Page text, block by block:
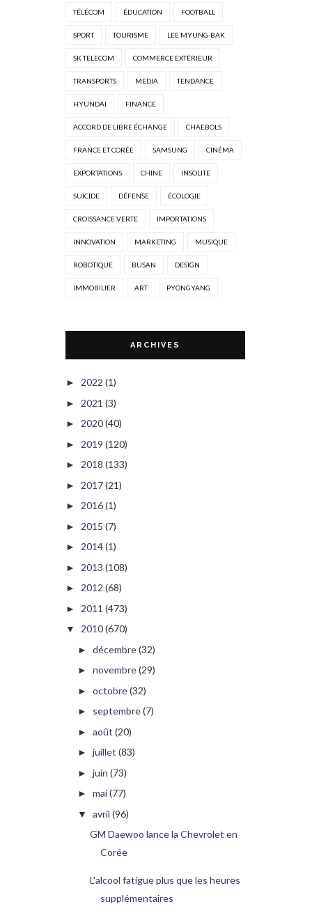
TÉLÉCOM ÉDUCATION FOOTBALL
SPORT TOURISME LEE MYUNG-BAK
SK TELECOM COMMERCE EXTÉRIEUR
TRANSPORTS MEDIA TENDANCE
HYUNDAI FINANCE
ACCORD DE LIBRE ÉCHANGE CHAEBOLS
FRANCE ET CORÉE SAMSUNG CINÉMA
EXPORTATIONS CHINE INSOLITE
SUICIDE DÉFENSE ÉCOLOGIE
CROISSANCE VERTE IMPORTATIONS
INNOVATION MARKETING MUSIQUE
ROBOTIQUE BUSAN DESIGN
IMMOBILIER ART PYONGYANG
ARCHIVES
► 2022 (1)
► 2021 (3)
► 2020(40)
► 2019 (120)
► 2018 (133)
► 2017(21)
► 2016(1)
► 2015 (7)
► 2014(1)
► 2013 (108)
► 2012 (68)
► 2011 (473)
▼ 2010(670)
► décembre(32)
► novembre(29)
► octobre(32)
► septembre(7)
► août (20)
► juillet (83)
► juin (73)
► mai(77)
▼ avril (96)
GM Daewoo lance la Chevrolet en
Corée
L'alcool fatigue plus que les heures
supplémentaires